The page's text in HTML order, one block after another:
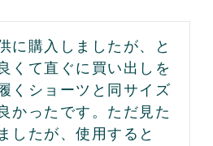
に購入しましたが、と
くて直ぐに買い出しを
くショーツと同サイズ
かったです。ただ見た
したが、使用すると